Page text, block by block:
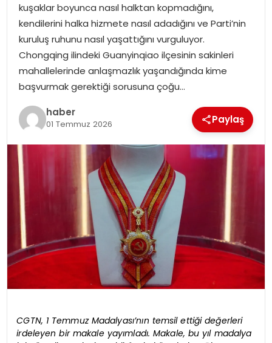
MAGAZIN
DÜNYA
OTOMOBIL
kuşaklar boyunca nasıl halktan kopmadığını,
kendilerini halka hizmete nasıl adadığını ve Parti’nin
kuruluş ruhunu nasıl yaşattığını vurguluyor.
Chongqing ilindeki Guanyinqiao ilçesinin sakinleri
mahallelerinde anlaşmazlık yaşandığında kime
başvurmak gerektiği sorusuna çoğu…
haber
01 Temmuz 2026 Paylaş
CGTN, 1 Temmuz Madalyası’nın temsil ettiği değerleri
irdeleyen bir makale yayımladı. Makale, bu yıl madalya